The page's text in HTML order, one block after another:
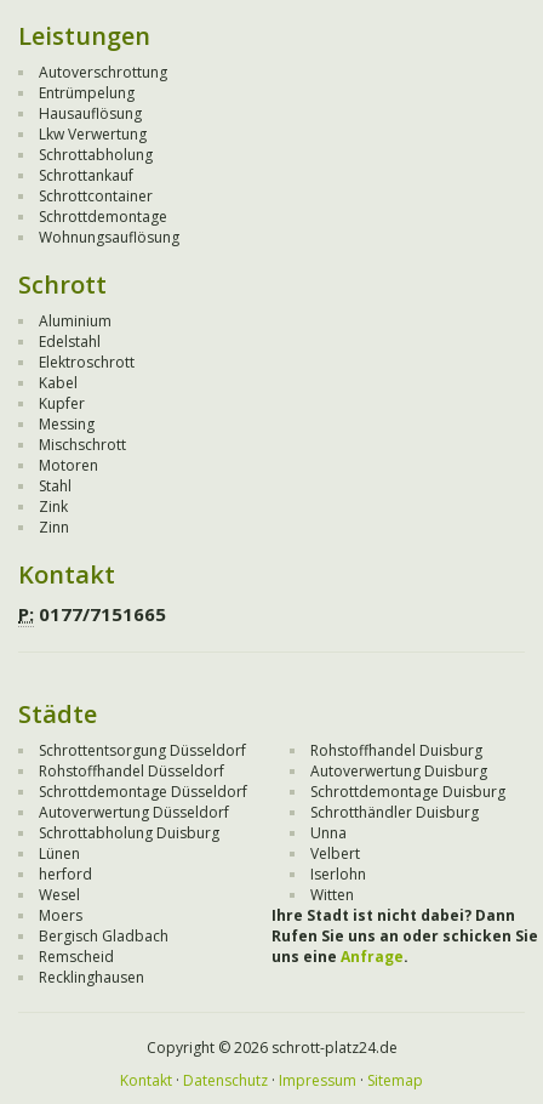
Leistungen
Autoverschrottung
Entrümpelung
Hausauflösung
Lkw Verwertung
Schrottabholung
Schrottankauf
Schrottcontainer
Schrottdemontage
Wohnungsauflösung
Schrott
Aluminium
Edelstahl
Elektroschrott
Kabel
Kupfer
Messing
Mischschrott
Motoren
Stahl
Zink
Zinn
Kontakt
P: 0177/7151665
Städte
Schrottentsorgung Düsseldorf
Rohstoffhandel Düsseldorf
Schrottdemontage Düsseldorf
Autoverwertung Düsseldorf
Rohstoffhandel Duisburg
Autoverwertung Duisburg
Schrottdemontage Duisburg
Schrotthändler Duisburg
Schrottabholung Duisburg
Lünen
herford
Wesel
Unna
Velbert
Iserlohn
Witten
Moers
Bergisch Gladbach
Remscheid
Recklinghausen
Ihre Stadt ist nicht dabei? Dann
Rufen Sie uns an oder schicken Sie
uns eine Anfrage.
Copyright © 2026 schrott-platz24.de
Kontakt · Datenschutz · Impressum · Sitemap